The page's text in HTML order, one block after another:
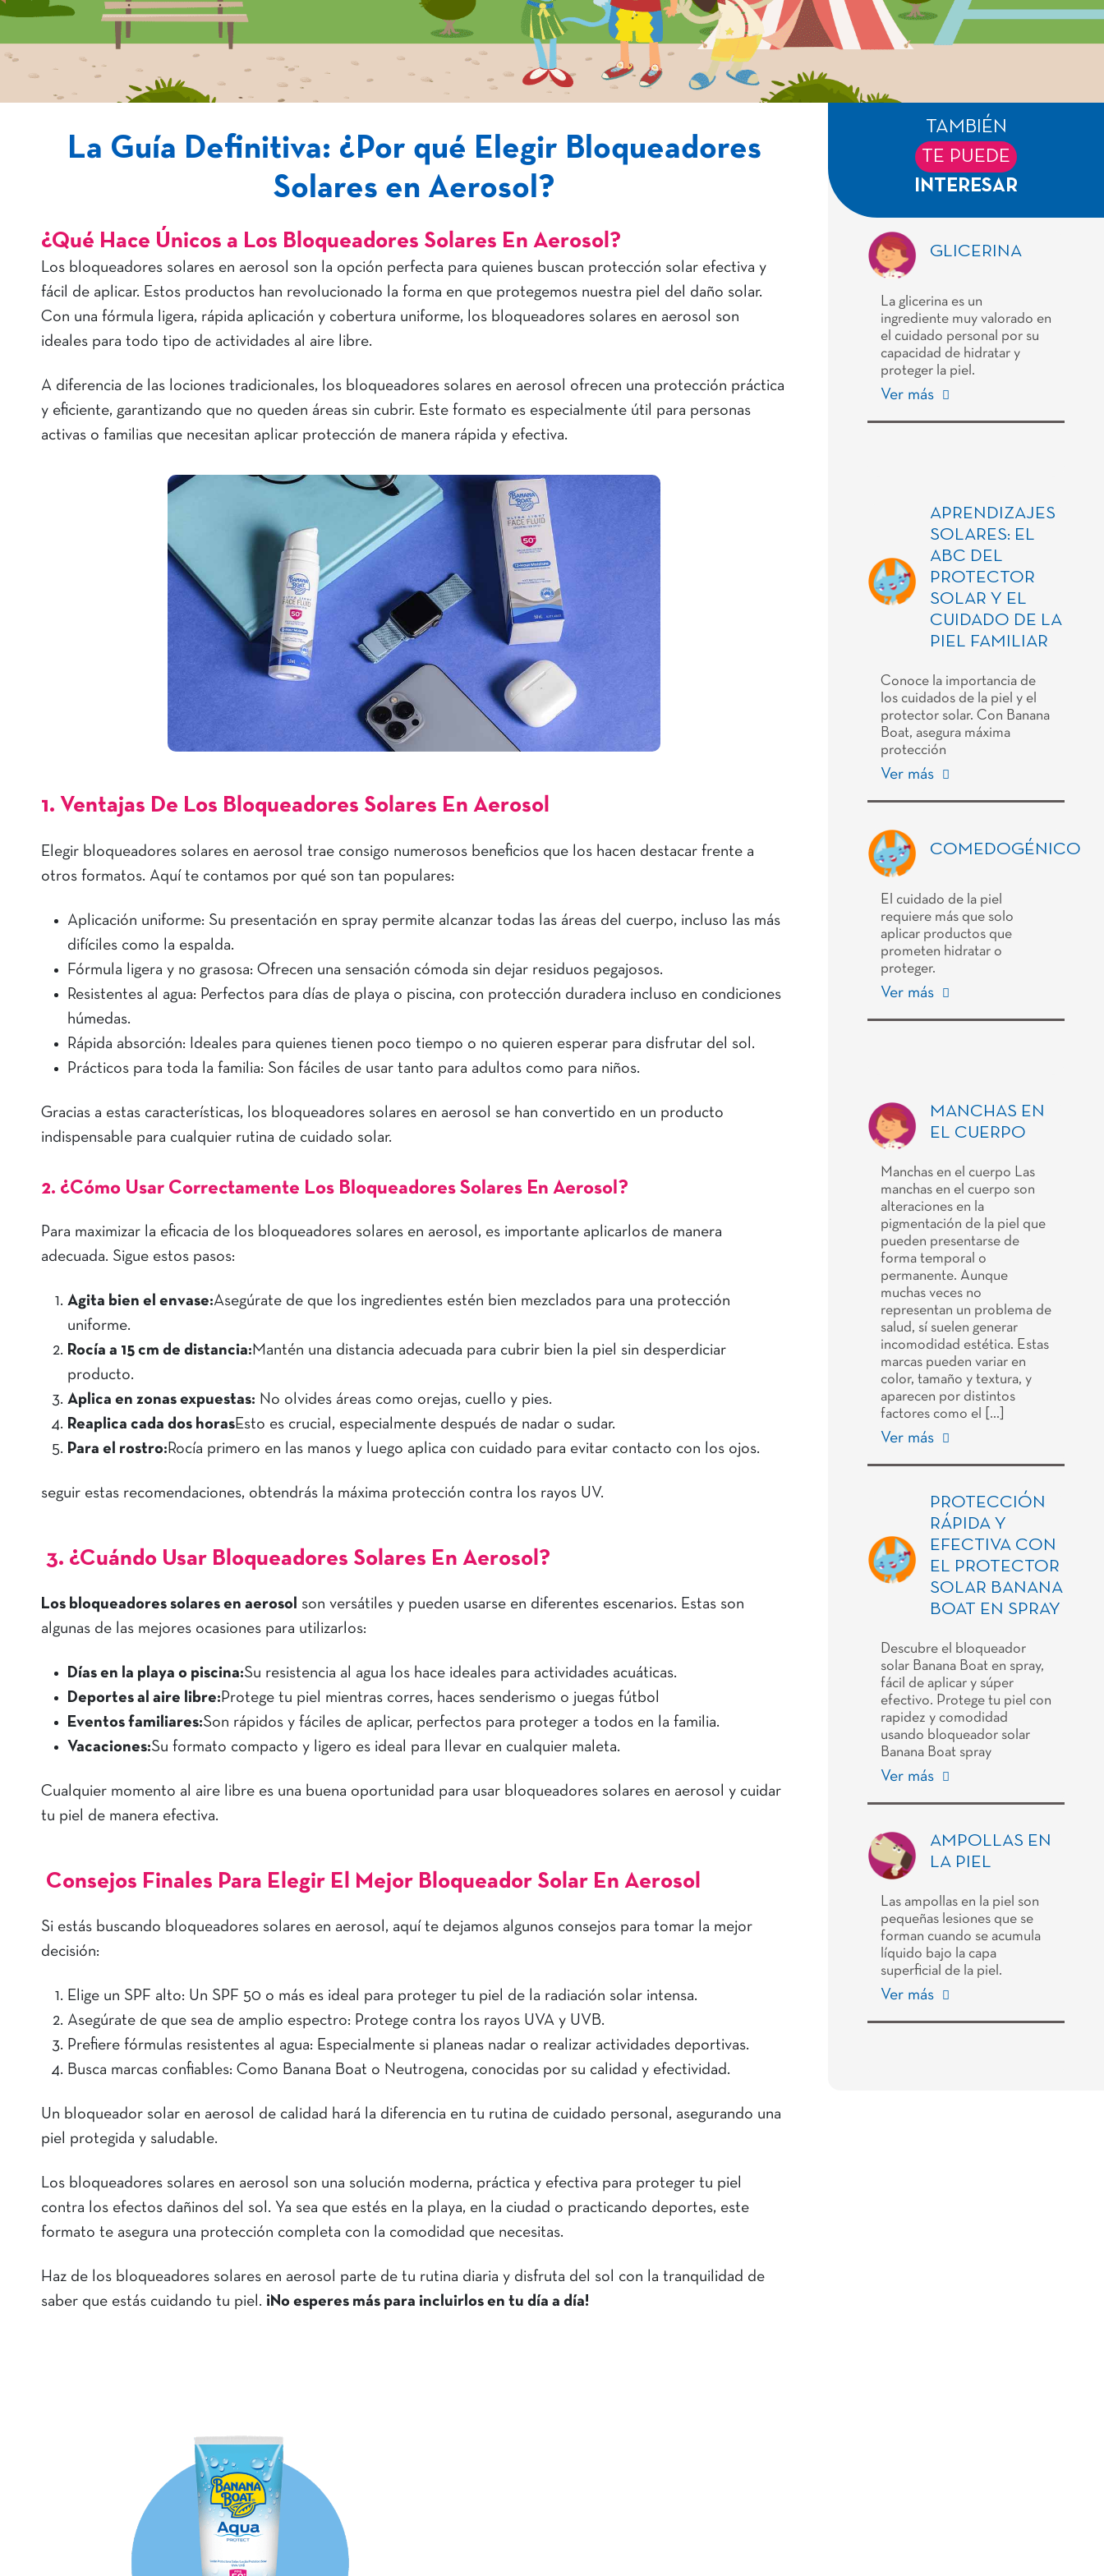
La Guía Definitiva: ¿Por qué Elegir Bloqueadores
Solares en Aerosol?
¿Qué Hace Únicos a Los Bloqueadores Solares En Aerosol?
Los bloqueadores solares en aerosol son la opción perfecta para quienes buscan protección solar efectiva y
fácil de aplicar. Estos productos han revolucionado la forma en que protegemos nuestra piel del daño solar.
Con una fórmula ligera, rápida aplicación y cobertura uniforme, los bloqueadores solares en aerosol son
ideales para todo tipo de actividades al aire libre.
A diferencia de las lociones tradicionales, los bloqueadores solares en aerosol ofrecen una protección práctica
y eficiente, garantizando que no queden áreas sin cubrir. Este formato es especialmente útil para personas
activas o familias que necesitan aplicar protección de manera rápida y efectiva.
1. Ventajas De Los Bloqueadores Solares En Aerosol
Elegir bloqueadores solares en aerosol trae consigo numerosos beneficios que los hacen destacar frente a
otros formatos. Aquí te contamos por qué son tan populares:
Aplicación uniforme: Su presentación en spray permite alcanzar todas las áreas del cuerpo, incluso las más
difíciles como la espalda.
Fórmula ligera y no grasosa: Ofrecen una sensación cómoda sin dejar residuos pegajosos.
Resistentes al agua: Perfectos para días de playa o piscina, con protección duradera incluso en condiciones
húmedas.
Rápida absorción: Ideales para quienes tienen poco tiempo o no quieren esperar para disfrutar del sol.
Prácticos para toda la familia: Son fáciles de usar tanto para adultos como para niños.
Gracias a estas características, los bloqueadores solares en aerosol se han convertido en un producto
indispensable para cualquier rutina de cuidado solar.
2. ¿Cómo Usar Correctamente Los Bloqueadores Solares En Aerosol?
Para maximizar la eficacia de los bloqueadores solares en aerosol, es importante aplicarlos de manera
adecuada. Sigue estos pasos:
Agita bien el envase:Asegúrate de que los ingredientes estén bien mezclados para una protección
uniforme.
Rocía a 15 cm de distancia: Mantén una distancia adecuada para cubrir bien la piel sin desperdiciar
producto.
Aplica en zonas expuestas: No olvides áreas como orejas, cuello y pies.
Reaplica cada dos horasEsto es crucial, especialmente después de nadar o sudar.
Para el rostro: Rocía primero en las manos y luego aplica con cuidado para evitar contacto con los ojos.
seguir estas recomendaciones, obtendrás la máxima protección contra los rayos UV.
3. ¿Cuándo Usar Bloqueadores Solares En Aerosol?
Los bloqueadores solares en aerosol
son versátiles y pueden usarse en diferentes escenarios. Estas son
algunas de las mejores ocasiones para utilizarlos:
Días en la playa o piscina:Su resistencia al agua los hace ideales para actividades acuáticas.
Deportes al aire libre: Protege tu piel mientras corres, haces senderismo o juegas fútbol
Eventos familiares:Son rápidos y fáciles de aplicar, perfectos para proteger a todos en la familia.
Vacaciones:Su formato compacto y ligero es ideal para llevar en cualquier maleta.
Cualquier momento al aire libre es una buena oportunidad para usar bloqueadores solares en aerosol y cuidar
tu piel de manera efectiva.
Consejos Finales Para Elegir El Mejor Bloqueador Solar En Aerosol
Si estás buscando bloqueadores solares en aerosol, aquí te dejamos algunos consejos para tomar la mejor
decisión:
Elige un SPF alto: Un SPF 50 o más es ideal para proteger tu piel de la radiación solar intensa.
Asegúrate de que sea de amplio espectro: Protege contra los rayos UVA y UVB.
Prefiere fórmulas resistentes al agua: Especialmente si planeas nadar o realizar actividades deportivas.
Busca marcas confiables: Como Banana Boat o Neutrogena, conocidas por su calidad y efectividad.
Un bloqueador solar en aerosol de calidad hará la diferencia en tu rutina de cuidado personal, asegurando una
piel protegida y saludable.
Los bloqueadores solares en aerosol son una solución moderna, práctica y efectiva para proteger tu piel
contra los efectos dañinos del sol. Ya sea que estés en la playa, en la ciudad o practicando deportes, este
formato te asegura una protección completa con la comodidad que necesitas.
Haz de los bloqueadores solares en aerosol parte de tu rutina diaria y disfruta del sol con la tranquilidad de
saber que estás cuidando tu piel. ¡No esperes más para incluirlos en tu día a día!
TAMBIÉN
TE PUEDE
INTERESAR
GLICERINA
La glicerina es un
ingrediente muy valorado en
el cuidado personal por su
capacidad de hidratar y
proteger la piel.
Ver más
APRENDIZAJES
SOLARES: EL
ABC DEL
PROTECTOR
SOLAR Y EL
CUIDADO DE LA
PIEL FAMILIAR
Conoce la importancia de
los cuidados de la piel y el
protector solar. Con Banana
Boat, asegura máxima
protección
Ver más
COMEDOGÉNICO
El cuidado de la piel
requiere más que solo
aplicar productos que
prometen hidratar o
proteger.
Ver más
MANCHAS EN
EL CUERPO
Manchas en el cuerpo Las
manchas en el cuerpo son
alteraciones en la
pigmentación de la piel que
pueden presentarse de
forma temporal o
permanente. Aunque
muchas veces no
representan un problema de
salud, sí suelen generar
incomodidad estética. Estas
marcas pueden variar en
color, tamaño y textura, y
aparecen por distintos
factores como el […]
Ver más
PROTECCIÓN
RÁPIDA Y
EFECTIVA CON
EL PROTECTOR
SOLAR BANANA
BOAT EN SPRAY
Descubre el bloqueador
solar Banana Boat en spray,
fácil de aplicar y súper
efectivo. Protege tu piel con
rapidez y comodidad
usando bloqueador solar
Banana Boat spray
Ver más
AMPOLLAS EN
LA PIEL
Las ampollas en la piel son
pequeñas lesiones que se
forman cuando se acumula
líquido bajo la capa
superficial de la piel.
Ver más